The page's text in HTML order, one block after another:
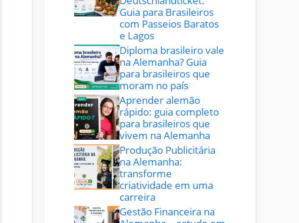
Guia para Brasileiros
com Passeios Baratos
e Lagos
Diploma brasileiro vale
na Alemanha? Guia
para brasileiros que
moram no país
Aprender alemão
rápido: guia completo
para brasileiros que
vivem na Alemanha
Produção Publicitária
na Alemanha:
transforme
criatividade em uma
carreira
Gestão Financeira na